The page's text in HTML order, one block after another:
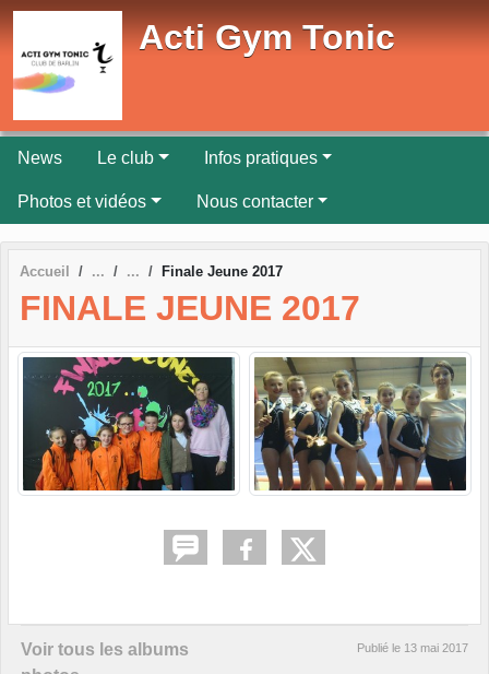
Acti Gym Tonic
News Le club Infos pratiques
Photos et vidéos Nous contacter
Accueil Finale Jeune 2017
FINALE JEUNE 2017
Voir tous les albums
Publié le 13 mai 2017
Panneau de gestion des cookies